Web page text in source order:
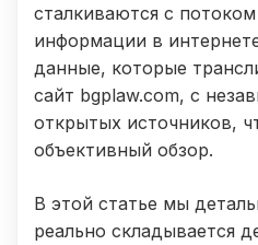
сталкиваются с
информации в
данные, которые
сайт bgplaw.com, с
открытых источников,
объективный обзор.
В этой статье мы
реально складывается